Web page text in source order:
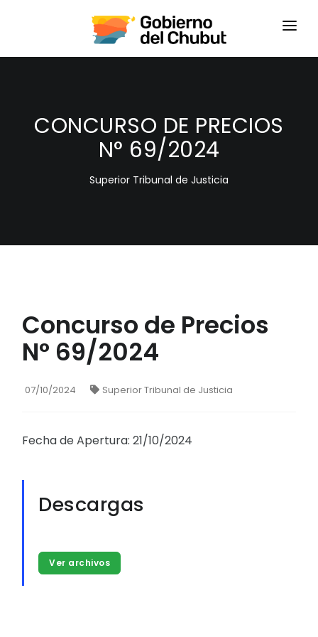
HOME
CONCURSO DE PRECIOS
N° 69/2024
Superior Tribunal de Justicia
Concurso de Precios
N° 69/2024
07/10/2024 Superior Tribunal de Justicia
Fecha de Apertura: 21/10/2024
Descargas
Ver archivos